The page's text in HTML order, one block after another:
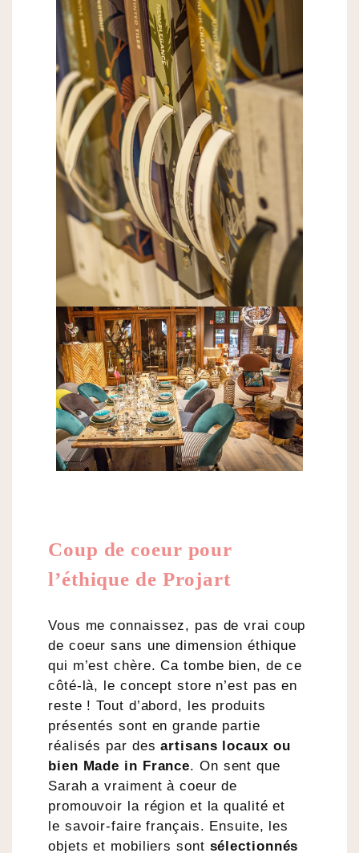
Coup de coeur pour
l’éthique de Projart
Vous me connaissez, pas de vrai coup
de coeur sans une dimension éthique
qui m’est chère. Ca tombe bien, de ce
côté-là, le concept store n’est pas en
reste ! Tout d’abord, les produits
présentés sont en grande partie
réalisés par desartisans locaux ou
bien Made in France. On sent que
Sarah a vraiment à coeur de
promouvoir la région et la qualité et
le savoir-faire français. Ensuite, les
objets et mobiliers sont sélectionnés